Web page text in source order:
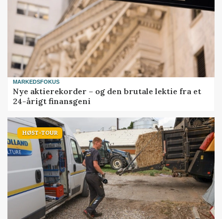
MARKEDSFOKUS
Nye aktierekorder – og den brutale lektie fra et
24-årigt finansgeni
HØST-TOUR